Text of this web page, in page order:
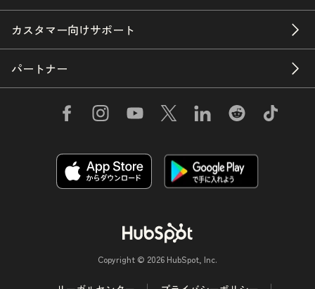
カスタマー向けサポート
パートナー
Copyright © 2026 HubSpot, Inc.